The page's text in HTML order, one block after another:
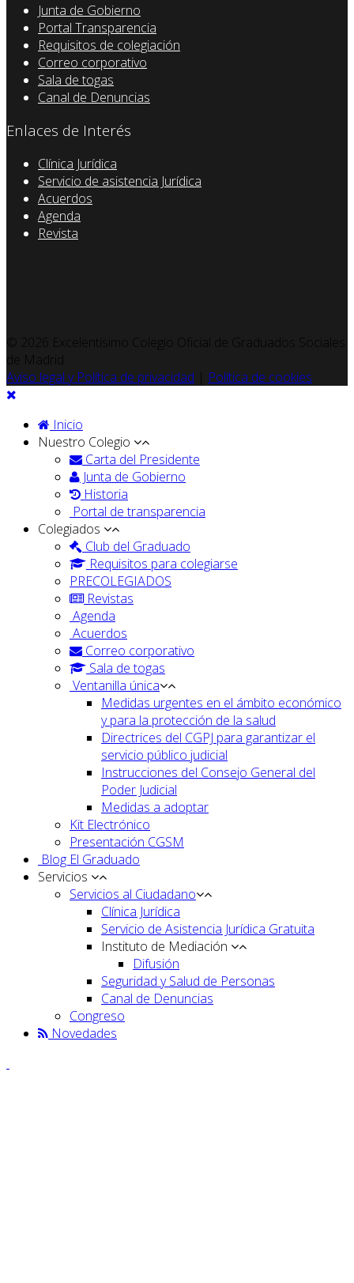
Junta de Gobierno
Portal Transparencia
Requisitos de colegiación
Correo corporativo
Sala de togas
Canal de Denuncias
Enlaces de Interés
Clínica Jurídica
Servicio de asistencia Jurídica
Acuerdos
Agenda
Revista
© 2026 Excelentísimo Colegio Oficial de Graduados Sociales
de Madrid
Aviso legal y Política de privacidad
Política de cookies
Inicio
Nuestro Colegio
Carta del Presidente
Junta de Gobierno
Historia
Portal de transparencia
Colegiados
Club del Graduado
Requisitos para colegiarse
PRECOLEGIADOS
Revistas
Agenda
Acuerdos
Correo corporativo
Sala de togas
Ventanilla única
Medidas urgentes en el ámbito económico
y para la protección de la salud
Directrices del CGPJ para garantizar el
servicio público judicial
Instrucciones del Consejo General del
Poder Judicial
Medidas a adoptar
Kit Electrónico
Presentación CGSM
Blog El Graduado
Servicios
Servicios al Ciudadano
Clínica Jurídica
Servicio de Asistencia Jurídica Gratuita
Instituto de Mediación
Difusión
Seguridad y Salud de Personas
Canal de Denuncias
Congreso
Novedades